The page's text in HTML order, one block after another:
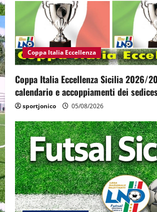
Coppa Italia Eccellenza
Coppa Italia Eccellenza Sicilia 2026/
calendario e accoppiamenti dei
sportjonico 05/08/2026